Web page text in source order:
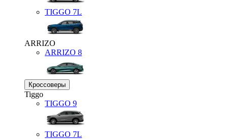
TIGGO 7L
ARRIZO
ARRIZO 8
Кроссоверы
Tiggo
TIGGO 9
TIGGO 7L